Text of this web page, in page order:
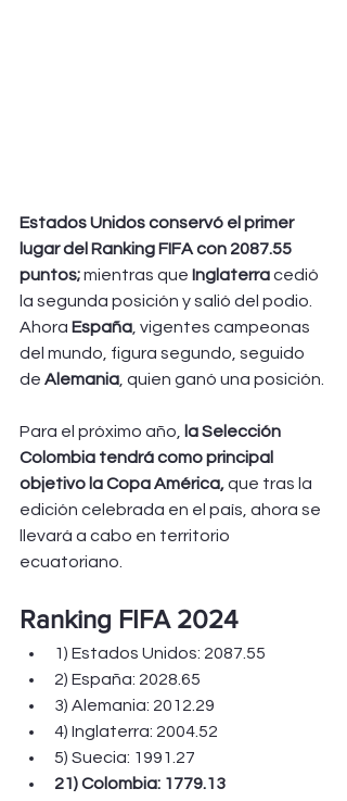
Estados Unidos conservó el primer
lugar del Ranking FIFA con 2087.55
puntos; mientras que Inglaterra cedió
la segunda posición y salió del podio.
Ahora España , vigentes campeonas
del mundo, figura segundo, seguido
de Alemania , quien ganó una posición.
Para el próximo año,
la Selección
Colombia tendrá como principal
objetivo la Copa América, que tras la
edición celebrada en el país, ahora se
llevará a cabo en territorio
ecuatoriano.
Ranking FIFA 2024
1) Estados Unidos: 2087.55
2) España: 2028.65
3) Alemania: 2012.29
4) Inglaterra: 2004.52
5) Suecia: 1991.27
21) Colombia: 1779.13